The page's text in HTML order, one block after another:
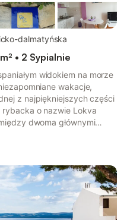
więcej...
dalmatyńska
• 2 Sypialnie
widokiem na morze
wakacje,
z najpiękniejszych części
rybacka o nazwie Lokva
dwoma głównymi
to nowy budynek
dużą sypialnię (podwójne
i prysznic), wyposażoną